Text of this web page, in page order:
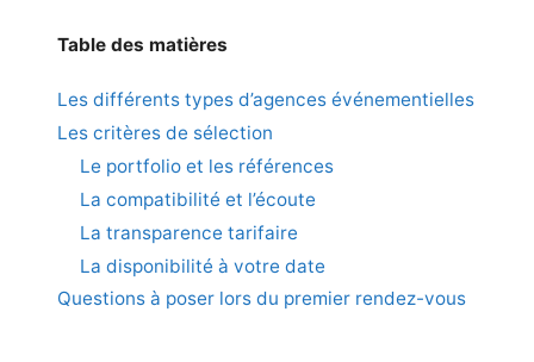
Table des matières
Les différents types d’agences événementielles
Les critères de sélection
Le portfolio et les références
La compatibilité et l’écoute
La transparence tarifaire
La disponibilité à votre date
Questions à poser lors du premier rendez-vous